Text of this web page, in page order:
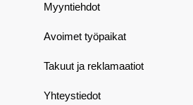
Myyntiehdot
Avoimet työpaikat
Takuut ja reklamaatiot
Yhteystiedot